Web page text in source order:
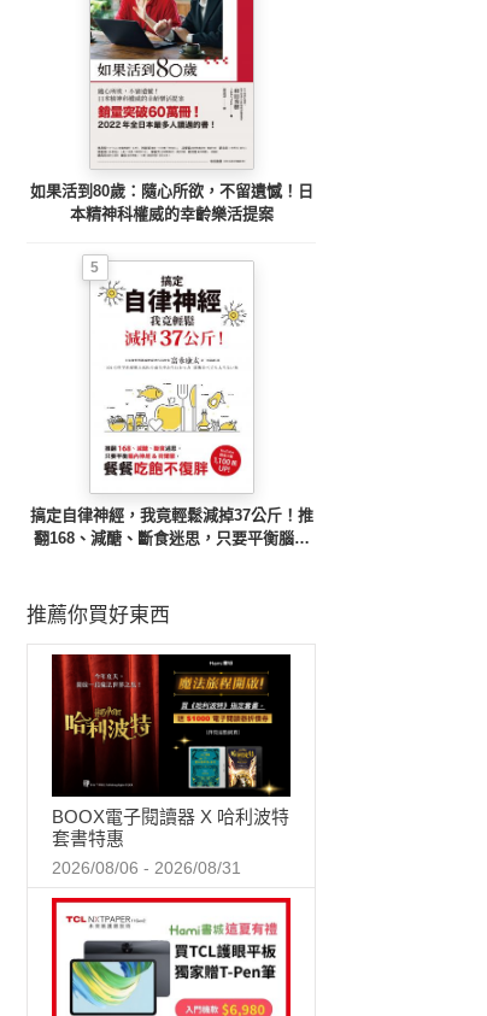
如果活到80歲：隨心所欲，不留遺憾！日
本精神科權威的幸齡樂活提案
5
搞定自律神經，我竟輕鬆減掉37公斤！推
翻168、減醣、斷食迷思，只要平衡腦內
推薦你買好東西
BOOX電子閱讀器 X 哈利波特
套書特惠
2026/08/06 - 2026/08/31